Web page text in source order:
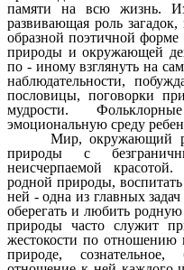
памяти на всю жизнь.
развивающая роль
образной поэтичной
природы и окружающей
по - иному взглянуть на
наблюдательности,
пословицы, поговорки
мудрости.
эмоциональную среду
Мир, окружающий
природы с
неисчерпаемой
родной природы,
ней - одна из главных
оберегать и любить
природы часто служит
жестокости по
природе, сознательное,